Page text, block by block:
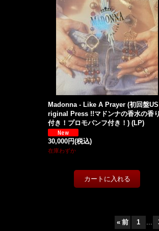
Madonna - Like A Prayer (初回盤
riginal Press !!マドンナの香水の香
付き！プロモパンフ付き！) (LP)
30,000円(税込)
在庫わずか
« 前 1 ...